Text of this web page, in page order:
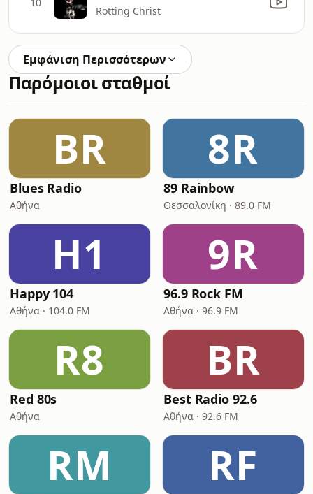
Rotting Christ
Εμφάνιση Περισσότερων
Παρόμοιοι σταθμοί
BR
Blues Radio
Αθήνα
8R
89 Rainbow
Θεσσαλονίκη · 89.0 FM
H1
Happy 104
Αθήνα · 104.0 FM
9R
96.9 Rock FM
Αθήνα · 96.9 FM
R8
Red 80s
Αθήνα
BR
Best Radio 92.6
Αθήνα · 92.6 FM
RM RF